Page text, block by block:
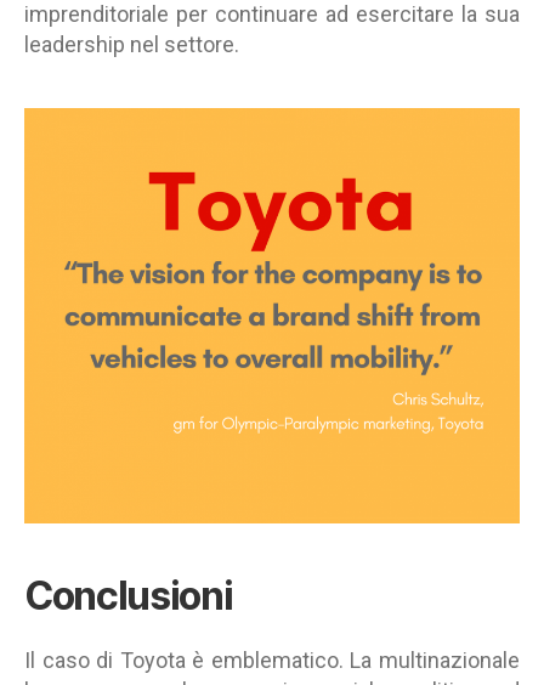
imprenditoriale per continuare ad esercitare la sua
leadership nel settore.
Conclusioni
Il caso di Toyota è emblematico. La multinazionale